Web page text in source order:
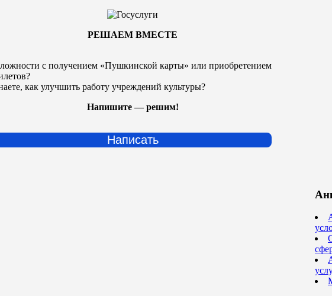
РЕШАЕМ ВМЕСТЕ
с получением «Пушкинской карты» или приобретением
как улучшить работу учреждений культуры?
Напишите — решим!
Написать